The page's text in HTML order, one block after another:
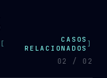
CASOS
RELACIONADOS
02 / 0 2